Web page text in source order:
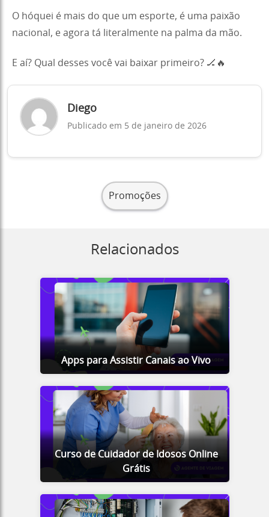
O hóquei é mais do que um esporte, é uma paixão
nacional, e agora tá literalmente na palma da mão.
E aí? Qual desses você vai baixar primeiro? 🏒🔥
Diego
Publicado em 5 de janeiro de 2026
Promoções
Relacionados
Apps para Assistir Canais ao Vivo
Curso de Cuidador de Idosos Online
Grátis